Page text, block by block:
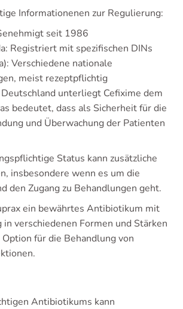
Informationenen zur Regulierung:
seit 1986
Registriert mit spezifischen DINs
Verschiedene nationale
meist rezeptpflichtig
unterliegt Cefixime dem
bedeutet, dass als Sicherheit für die
und Überwachung der Patienten
Status kann zusätzliche
insbesondere wenn es um die
den Zugang zu Behandlungen geht.
ein bewährtes Antibiotikum mit
in verschiedenen Formen und Stärken
für die Behandlung von
Antibiotikums kann